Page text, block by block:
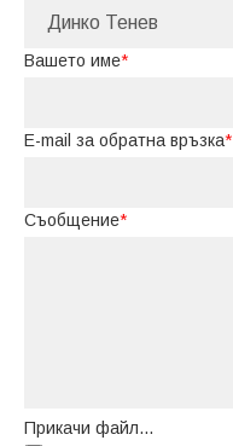
Вашето име*
E-mail за обратна връзка*
Съобщение*
Прикачи файл...